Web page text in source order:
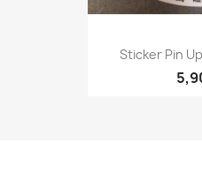
Sticker Pin